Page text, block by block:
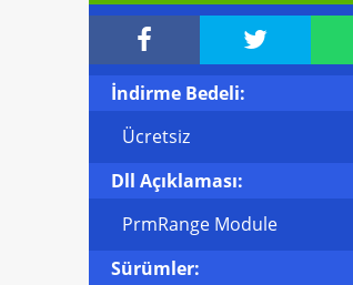
 
İndirme Bedeli:
Ücretsiz
Dll Açıklaması:
PrmRange Module
Sürümler: